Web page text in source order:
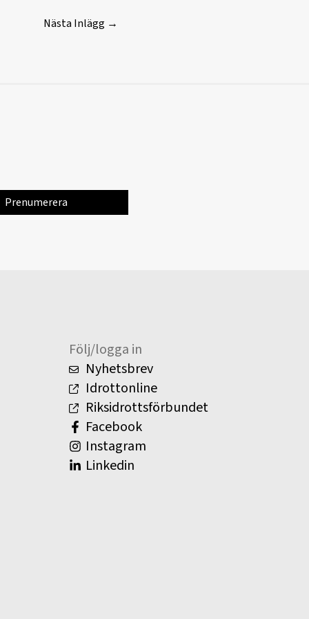
Nästa Inlägg →
Följ/logga in
Nyhetsbrev
Idrottonline
Riksidrottsförbundet
Facebook
Instagram
Linkedin